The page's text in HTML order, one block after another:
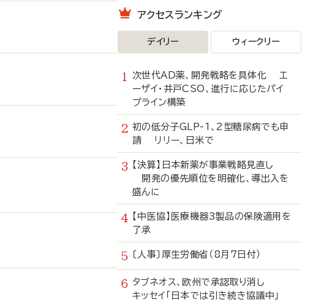
アクセスランキング
デイリー ウィークリー
次世代AD薬、開発戦略を具体化 エ
ーザイ・井戸CSO、進行に応じたパイ
プライン構築
初の低分子GLP-1、2型糖尿病でも申
請 リリー、日米で
【決算】日本新薬が事業戦略見直し
開発の優先順位を明確化、導出入を
盛んに
【中医協】医療機器3製品の保険適用を
了承
〔人事〕厚生労働省（8月7日付）
タブネオス、欧州で承認取り消し
キッセイ「日本では引き続き協議中」